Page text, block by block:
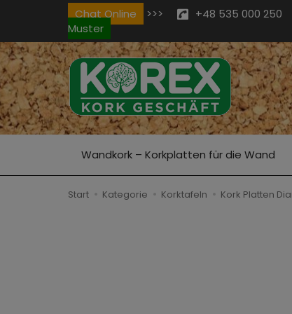
Chat Online >>> +48 535 000 250
Muster
Wandkork – Korkplatten für die Wand
Start Kategorie Korktafeln Kork Platten